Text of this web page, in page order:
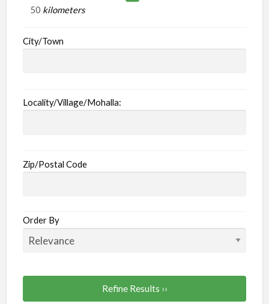
kilometers
City/Town
Locality/Village/Mohalla:
Zip/Postal Code
Order By
Refine Results ››